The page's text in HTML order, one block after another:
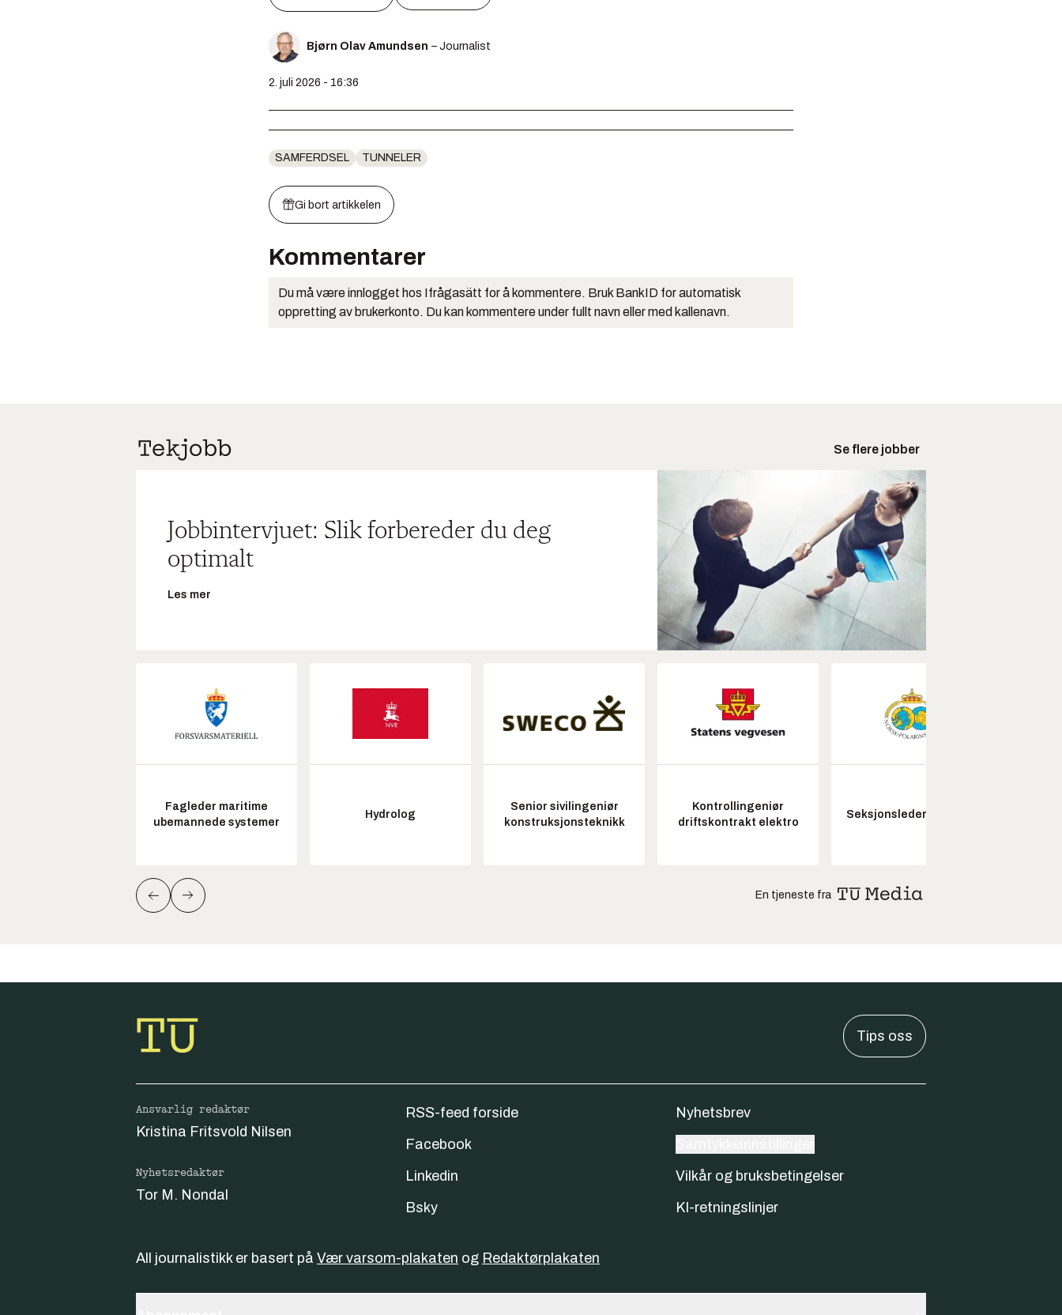
Bjørn Olav Amundsen – Journalist
2. juli 2026 - 16:36
SAMFERDSEL TUNNELER
Gi bort artikkelen
Kommentarer
Du må være innlogget hos Ifrågasätt for å kommentere. Bruk BankID for automatisk
oppretting av brukerkonto. Du kan kommentere under fullt navn eller med kallenavn.
Se flere jobber
Jobbintervjuet: Slik forbereder du deg
optimalt
Les mer
Fagleder maritime
ubemannede systemer
Hydrolog
Senior sivilingeniør
konstruksjonsteknikk
Kontrollingeniør
driftskontrakt elektro
Seksjonsleder Nye Troll
En tjeneste fra
Tips oss
Ansvarlig redaktør
Kristina Fritsvold Nilsen
Nyhetsredaktør
Tor M. Nondal
RSS-feed forside
Facebook
Linkedin
Bsky
Nyhetsbrev
Vilkår og bruksbetingelser
KI-retningslinjer
All journalistikk er basert på Vær varsom-plakaten og Redaktørplakaten